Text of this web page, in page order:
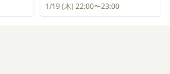
1/19 (木) 22:00〜23:00